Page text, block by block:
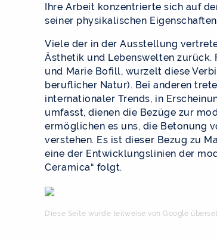
Ihre Arbeit konzentrierte sich auf
seiner physikalischen
Viele der in der Ausstellung
Ästhetik und Lebenswelten zurück.
und Marie Bofill, wurzelt diese
beruflicher Natur). Bei anderen
internationaler Trends, in
umfasst, dienen die Bezüge zur
ermöglichen es uns, die Betonung
verstehen. Es ist dieser Bezug zu
eine der Entwicklungslinien der
Ceramica“ folgt.
Diese Seite wurde teilweise von Google